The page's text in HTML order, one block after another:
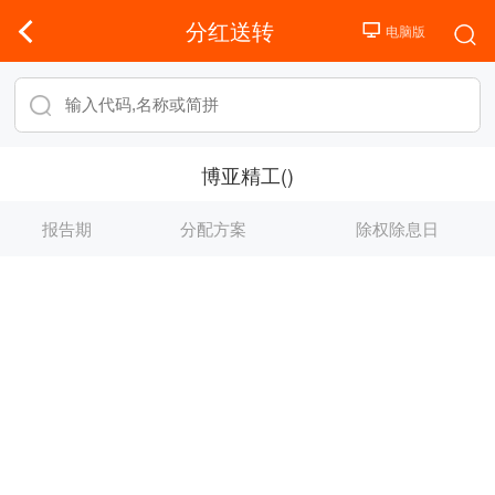
分红送转
博亚精工()
报告期 分配方案 除权除息日